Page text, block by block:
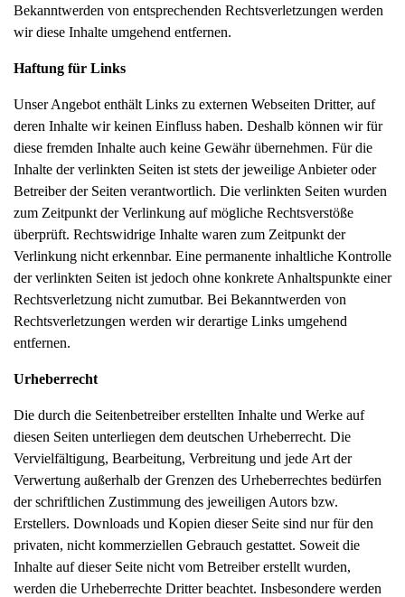
Bekanntwerden von entsprechenden Rechtsverletzungen werden
wir diese Inhalte umgehend entfernen.
Haftung für Links
Unser Angebot enthält Links zu externen Webseiten Dritter, auf
deren Inhalte wir keinen Einfluss haben. Deshalb können wir für
diese fremden Inhalte auch keine Gewähr übernehmen. Für die
Inhalte der verlinkten Seiten ist stets der jeweilige Anbieter oder
Betreiber der Seiten verantwortlich. Die verlinkten Seiten wurden
zum Zeitpunkt der Verlinkung auf mögliche Rechtsverstöße
überprüft. Rechtswidrige Inhalte waren zum Zeitpunkt der
Verlinkung nicht erkennbar. Eine permanente inhaltliche Kontrolle
der verlinkten Seiten ist jedoch ohne konkrete Anhaltspunkte einer
Rechtsverletzung nicht zumutbar. Bei Bekanntwerden von
Rechtsverletzungen werden wir derartige Links umgehend
entfernen.
Urheberrecht
Die durch die Seitenbetreiber erstellten Inhalte und Werke auf
diesen Seiten unterliegen dem deutschen Urheberrecht. Die
Vervielfältigung, Bearbeitung, Verbreitung und jede Art der
Verwertung außerhalb der Grenzen des Urheberrechtes bedürfen
der schriftlichen Zustimmung des jeweiligen Autors bzw.
Erstellers. Downloads und Kopien dieser Seite sind nur für den
privaten, nicht kommerziellen Gebrauch gestattet. Soweit die
Inhalte auf dieser Seite nicht vom Betreiber erstellt wurden,
werden die Urheberrechte Dritter beachtet. Insbesondere werden